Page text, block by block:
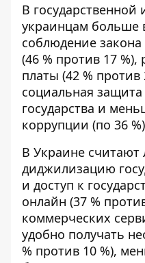
В
украинцам больше
соблюдение
(46 % против 17
платы (42 % против
социальная
государства и
коррупции (по 36
В Украине
диджилизацию
и доступ к
онлайн (37 %
коммерческих
удобно получать
% против 10 %),